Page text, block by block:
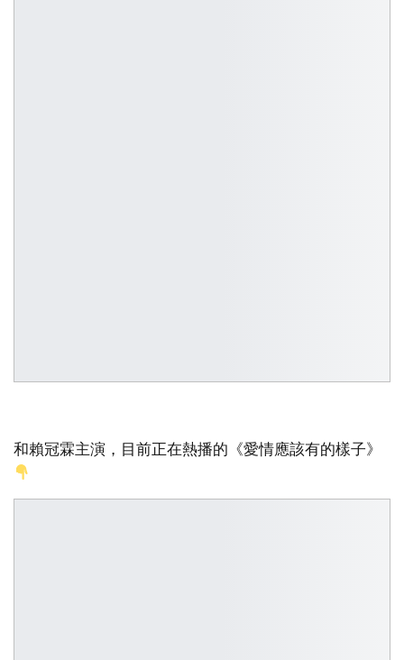
和賴冠霖主演，目前正在熱播的《愛情應該有的樣子》